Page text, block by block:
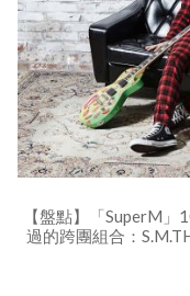
【盤點】「SuperM
過的跨團組合：